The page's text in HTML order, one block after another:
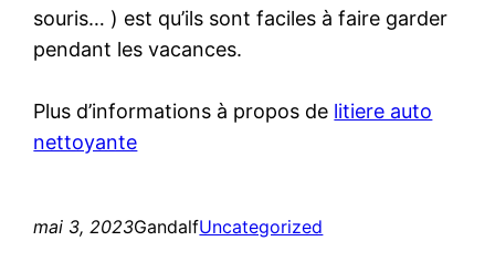
souris… ) est qu’ils sont faciles à faire garder
pendant les vacances.
Plus d’informations à propos de litiere auto
nettoyante
mai 3, 2023GandalfUncategorized